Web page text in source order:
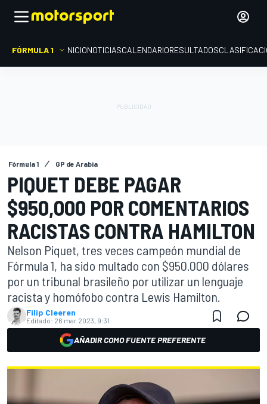
FÓRMULA 1 INICIONOTICIASCALENDARIORESULTADOS
Fórmula 1 GP de Arabia
PIQUET DEBE PAGAR
$950,000 POR COMENTARIOS
RACISTAS CONTRA HAMILTON
Nelson Piquet, tres veces campeón mundial de
Fórmula 1, ha sido multado con $950.000 dólares
por un tribunal brasileño por utilizar un lenguaje
racista y homófobo contra Lewis Hamilton.
Filip Cleeren
Editado: 26 mar 2023, 9:31
AÑADIR COMO FUENTE PREFERENTE